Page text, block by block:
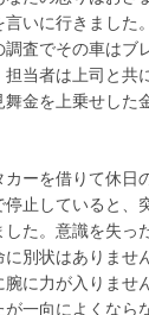
いに行きました
査でその車はブ
当者は上司と共
金を上乗せした
ーを借りて休日
止していると、
た。意識を失っ
別状はありませ
に力が入りませ
一向によくなら